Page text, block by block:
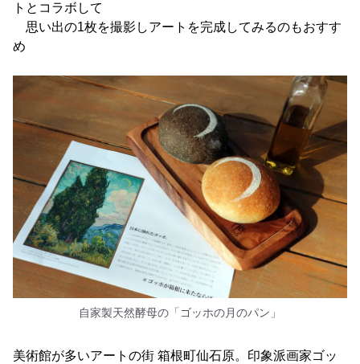
トとコラボして
思い出の1枚を撮影しアートを完成してみるのもおすす
め
自家製天然酵母の「ゴッホの月のパン」
美術館が多いアートの街 箱根町仙石原。印象派画家ゴッ